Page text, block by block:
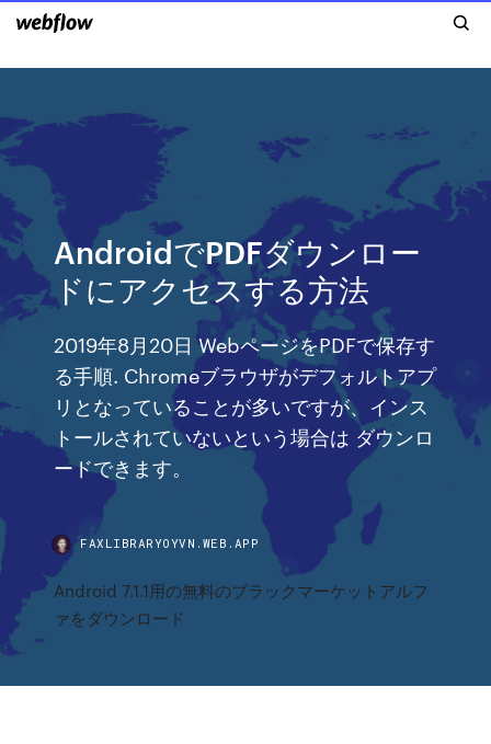
AndroidでPDFダウンロー
ドにアクセスする方法
2019年8月20日 WebページをPDFで保存す
る手順. Chromeブラウザがデフォルトアプ
リとなっていることが多いですが、インス
トールされていないという場合は ダウンロ
ードできます。
FAXLIBRARYOYVN.WEB.APP
Android 7.1.1用の無料のブラックマーケットアルフ
ァをダウンロード